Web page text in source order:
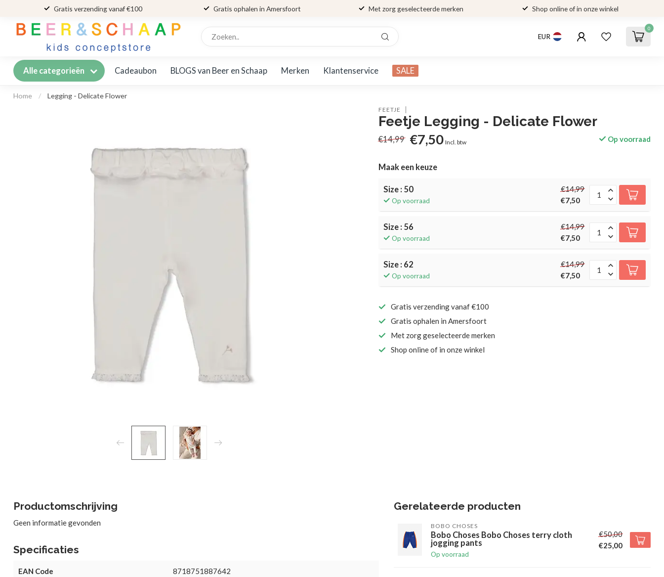
Gratis verzending vanaf €100 Gratis ophalen in Amersfoort Met zorg geselecteerde merken Shop online of in onze winkel
EUR
0
Alle categorieën Cadeaubon BLOGS van Beer en Schaap Merken Klantenservice SALE
Home / Legging - Delicate Flower
FEETJE
Feetje Legging - Delicate Flower
€14,99 €7,50 Incl. btw Op voorraad
Maak een keuze
Size : 50
Op voorraad
€14,99
€7,50
Size : 56
Op voorraad
€14,99
€7,50
Size : 62
Op voorraad
€14,99
€7,50
Gratis verzending vanaf €100
Gratis ophalen in Amersfoort
Met zorg geselecteerde merken
Shop online of in onze winkel
Productomschrijving
Geen informatie gevonden
Specificaties
EAN Code 8718751887642
Gerelateerde producten
BOBO CHOSES
Bobo Choses Bobo Choses terry cloth
jogging pants
Op voorraad
€50,00
€25,00